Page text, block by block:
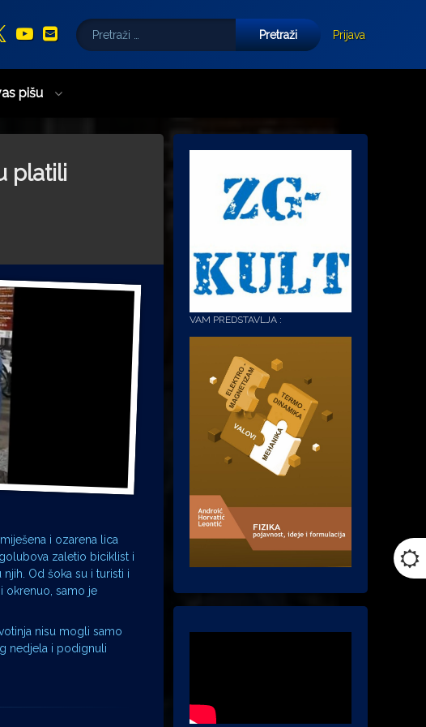
X.com
YouTube
E-mail
Pretraži:
Prijava
pišu
platili
i ozarena lica
zaletio biciklist i
Od šoka su i turisti i
okrenuo, samo je
nisu mogli samo
nedjela i podignuli
VAM PREDSTAVLJA :